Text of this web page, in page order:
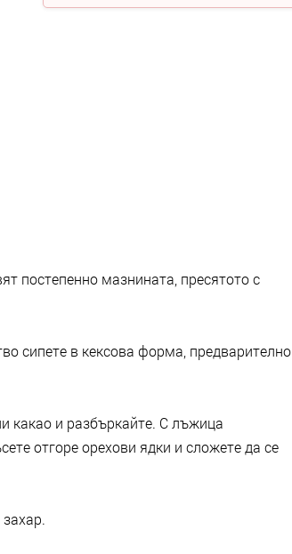
постепенно мазнината, пресятото с
сипете в кексова форма, предварително
какао и разбъркайте. С лъжица
отгоре орехови ядки и сложете да се